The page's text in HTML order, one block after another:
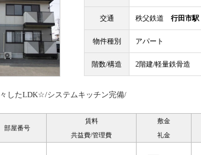
交通 秩父鉄道 行田市駅
物件種別 アパート
階数/構造 2階建/軽量鉄骨造
したLDK☆/システムキッチン完備/
部屋番号
賃料
共益費/管理費
敷金
礼金